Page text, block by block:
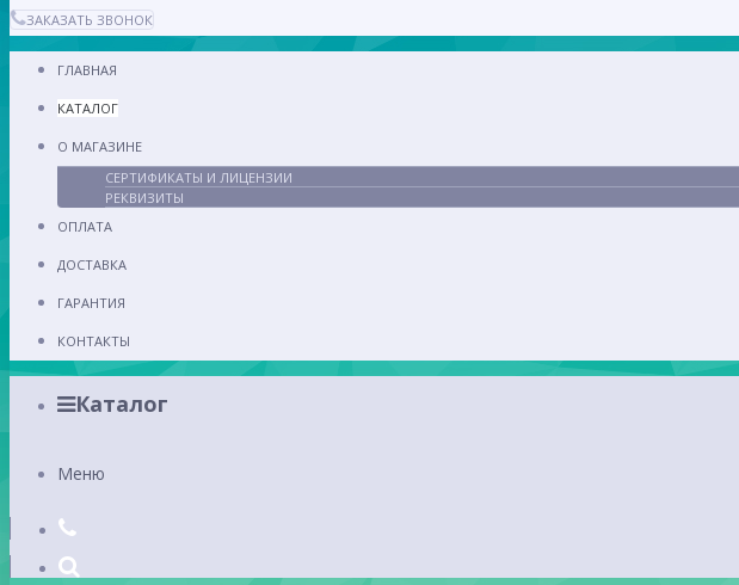
ЗАКАЗАТЬ ЗВОНОК
ГЛАВНАЯ
КАТАЛОГ
О МАГАЗИНЕ
СЕРТИФИКАТЫ И ЛИЦЕНЗИИ
РЕКВИЗИТЫ
ОПЛАТА
ДОСТАВКА
ГАРАНТИЯ
КОНТАКТЫ
Каталог
Меню